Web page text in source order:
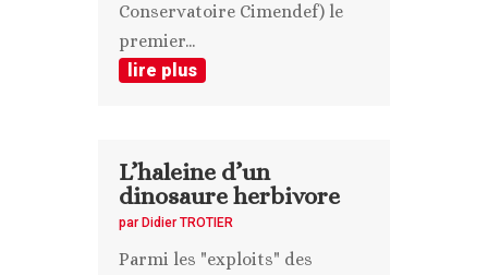
Conservatoire Cimendef) le
premier...
lire plus
L’haleine d’un
dinosaure herbivore
par Didier TROTIER
Parmi les "exploits" des